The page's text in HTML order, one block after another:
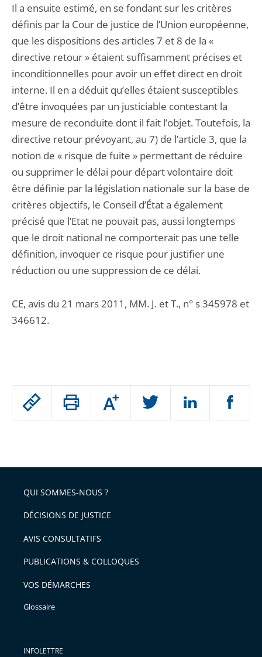
Passer
arriver
après
Augmenter
ou
l'article
pour
avant
Il a ensuite estimé, en se fondant sur les critères
définis par la Cour de justice de l’Union européenne,
que les dispositions des articles 7 et 8 de la «
directive retour » étaient suffisamment précises et
inconditionnelles pour avoir un effet direct en droit
interne. Il en a déduit qu’elles étaient susceptibles
d’être invoquées par un justiciable contestant la
mesure de reconduite dont il fait l’objet. Toutefois, la
directive retour prévoyant, au 7) de l’article 3, que la
notion de « risque de fuite » permettant de réduire
ou supprimer le délai pour départ volontaire doit
être définie par la législation nationale sur la base de
critères objectifs, le Conseil d’État a également
précisé que l’Etat ne pouvait pas, aussi longtemps
que le droit national ne comporterait pas une telle
définition, invoquer ce risque pour justifier une
réduction ou une suppression de ce délai.
CE, avis du 21 mars 2011, MM. J. et T., n° s 345978 et
346612.
QUI SOMMES-NOUS ?
DÉCISIONS DE JUSTICE
AVIS CONSULTATIFS
PUBLICATIONS & COLLOQUES
VOS DÉMARCHES
Glossaire
INFOLETTRE